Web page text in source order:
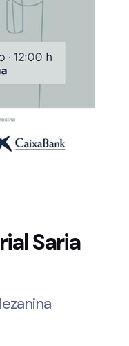
Saria